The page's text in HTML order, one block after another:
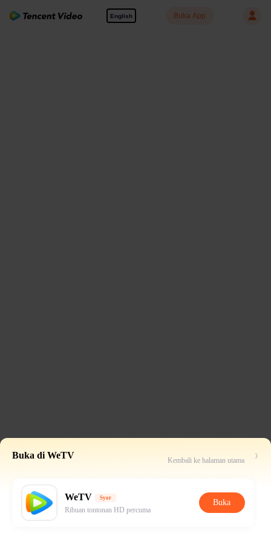
English Buka App
Buka di WeTV Kembali ke halaman utama
WeTV Syor
Ribuan tontonan HD percuma
Buka